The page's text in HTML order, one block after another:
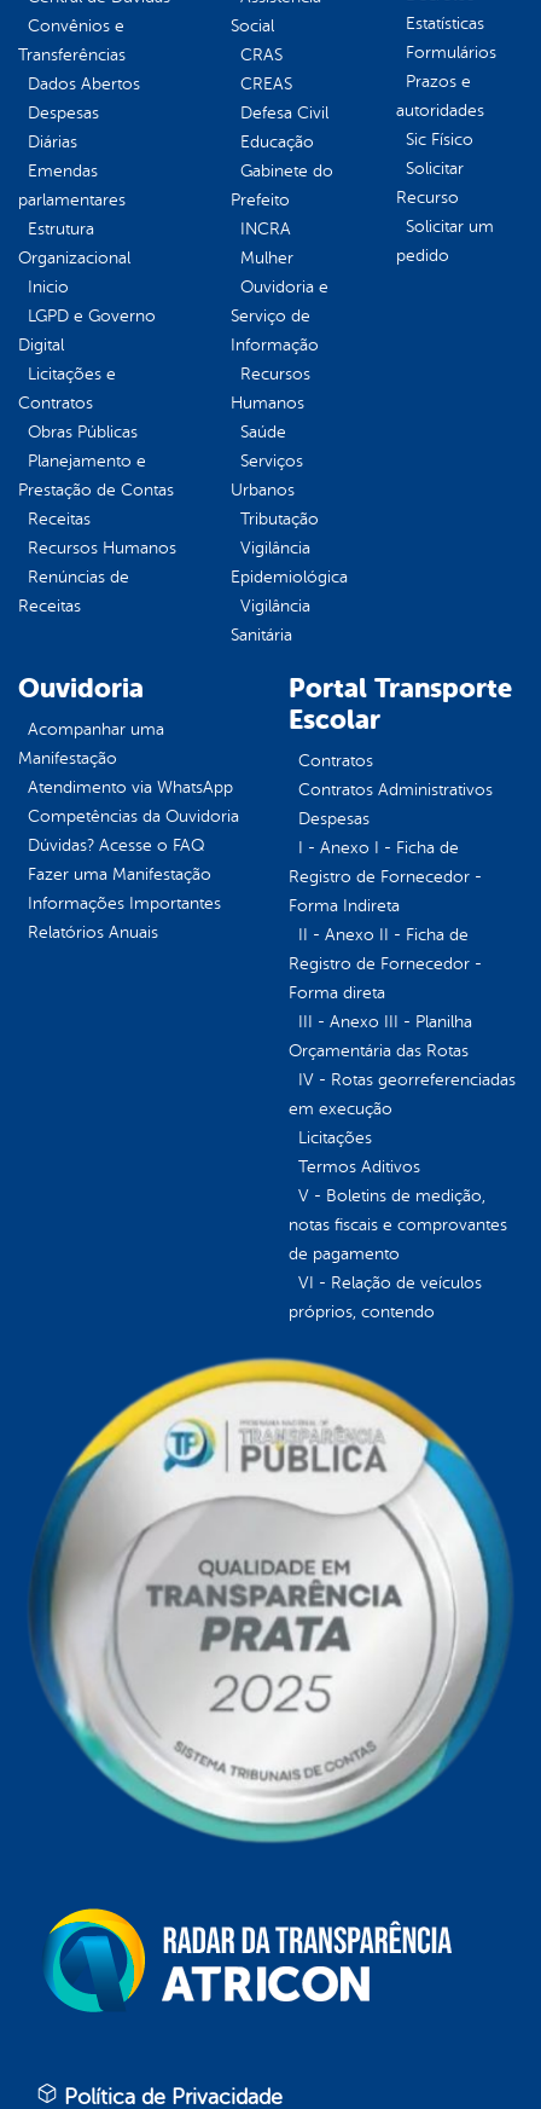
Convênios e
Transferências
Dados Abertos
Despesas
Diárias
Emendas
parlamentares
Estrutura
Organizacional
Inicio
LGPD e Governo
Digital
Licitações e
Contratos
Obras Públicas
Planejamento e
Prestação de Contas
Receitas
Recursos Humanos
Renúncias de
Receitas
Social
CRAS
CREAS
Defesa Civil
Educação
Gabinete do
Prefeito
INCRA
Mulher
Ouvidoria e
Serviço de
Informação
Recursos
Humanos
Saúde
Serviços
Urbanos
Tributação
Vigilância
Epidemiológica
Vigilância
Sanitária
Estatísticas
Formulários
Prazos e
autoridades
Sic Físico
Solicitar
Recurso
Solicitar um
pedido
Ouvidoria
Acompanhar uma
Manifestação
Atendimento via WhatsApp
Competências da Ouvidoria
Dúvidas? Acesse o FAQ
Fazer uma Manifestação
Informações Importantes
Relatórios Anuais
Portal Transporte
Escolar
Contratos
Contratos Administrativos
Despesas
I - Anexo I - Ficha de
Registro de Fornecedor -
Forma Indireta
II - Anexo II - Ficha de
Registro de Fornecedor -
Forma direta
III - Anexo III - Planilha
Orçamentária das Rotas
IV - Rotas georreferenciadas
em execução
Licitações
Termos Aditivos
V - Boletins de medição,
notas fiscais e comprovantes
de pagamento
VI - Relação de veículos
próprios, contendo
Política de Privacidade